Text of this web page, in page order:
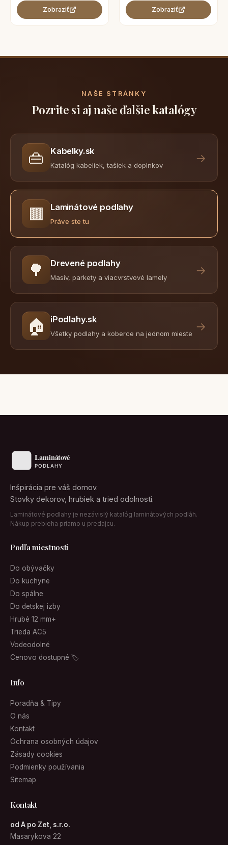
Zobraziť Zobraziť
NAŠE STRÁNKY
Pozrite si aj naše ďalšie katalógy
👜 Kabelky.sk
Katalóg kabeliek, tašiek a doplnkov
→
🟫 Laminátové podlahy
Práve ste tu
🌳 Drevené podlahy
Masív, parkety a viacvrstvové lamely
→
🏠 iPodlahy.sk
Všetky podlahy a koberce na jednom mieste
→
Inšpirácia pre váš domov.
Stovky dekorov, hrubiek a tried odolnosti.
Laminátové podlahy je nezávislý katalóg laminátových podláh.
Nákup prebieha priamo u predajcu.
Podľa miestnosti
Do obývačky
Do kuchyne
Do spálne
Do detskej izby
Hrubé 12 mm+
Trieda AC5
Vodeodolné
Cenovo dostupné 🏷
Info
Poradňa & Tipy
O nás
Kontakt
Ochrana osobných údajov
Zásady cookies
Podmienky používania
Sitemap
Kontakt
od A po Zet, s.r.o.
Masarykova 22